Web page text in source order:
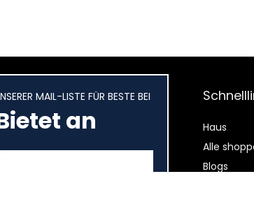
MAIL-LISTE FÜR BESTE BEI
an
Haus
Alle
Blogs